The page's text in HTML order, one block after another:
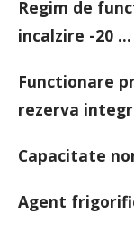
Regim de
incalzire -20 …
Functionare
rezerva
Capacitate
Agent